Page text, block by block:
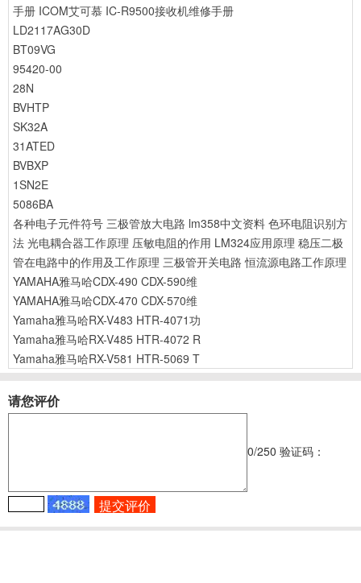
手册 ICOM艾可慕 IC-R9500接收机维修手册
LD2117AG30D
BT09VG
95420-00
28N
BVHTP
SK32A
31ATED
BVBXP
1SN2E
5086BA
各种电子元件符号 三极管放大电路 lm358中文资料 色环电阻识别方
法 光电耦合器工作原理 压敏电阻的作用 LM324应用原理 稳压二极
管在电路中的作用及工作原理 三极管开关电路 恒流源电路工作原理
YAMAHA雅马哈CDX-490 CDX-590维
YAMAHA雅马哈CDX-470 CDX-570维
Yamaha雅马哈RX-V483 HTR-4071功
Yamaha雅马哈RX-V485 HTR-4072 R
Yamaha雅马哈RX-V581 HTR-5069 T
请您评价
0/250 验证码：